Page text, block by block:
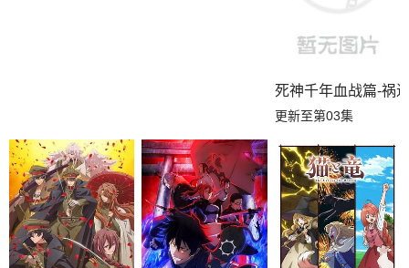
死神千年血战篇-祸
更新至第03集